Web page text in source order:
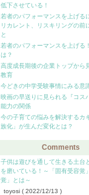
低下させている！
若者のパフォーマンスを上げる
リカレント、リスキリングの前
と
若者のパフォーマンスを上げる
は？
高度成長期後の企業トップから
教育
今どきの中学受験事情にみる意
映画の早送りに見られる『コス
能力の関係
今の子育ての悩みを解決するカ
族化」が生んだ変化とは？
Comments
子供は遊びを通して生きる土台
を磨いている！～「固有受容覚
覚」とは～
toyosi ( 2022/12/13 )